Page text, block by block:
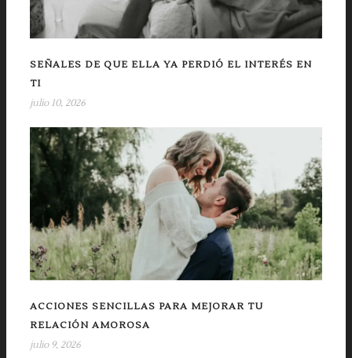
SEÑALES DE QUE ELLA YA PERDIÓ EL INTERÉS EN
TI
julio 10, 2026
ACCIONES SENCILLAS PARA MEJORAR TU
RELACIÓN AMOROSA
julio 9, 2026